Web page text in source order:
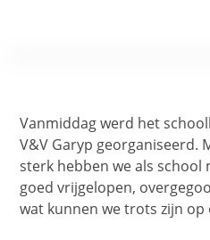
Vanmiddag werd het
V&V Garyp georganiseerd.
sterk hebben we als school
goed vrijgelopen,
wat kunnen we trots zijn op